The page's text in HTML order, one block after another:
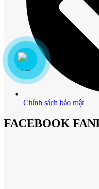
Chính sách bảo mật
FACEBOOK